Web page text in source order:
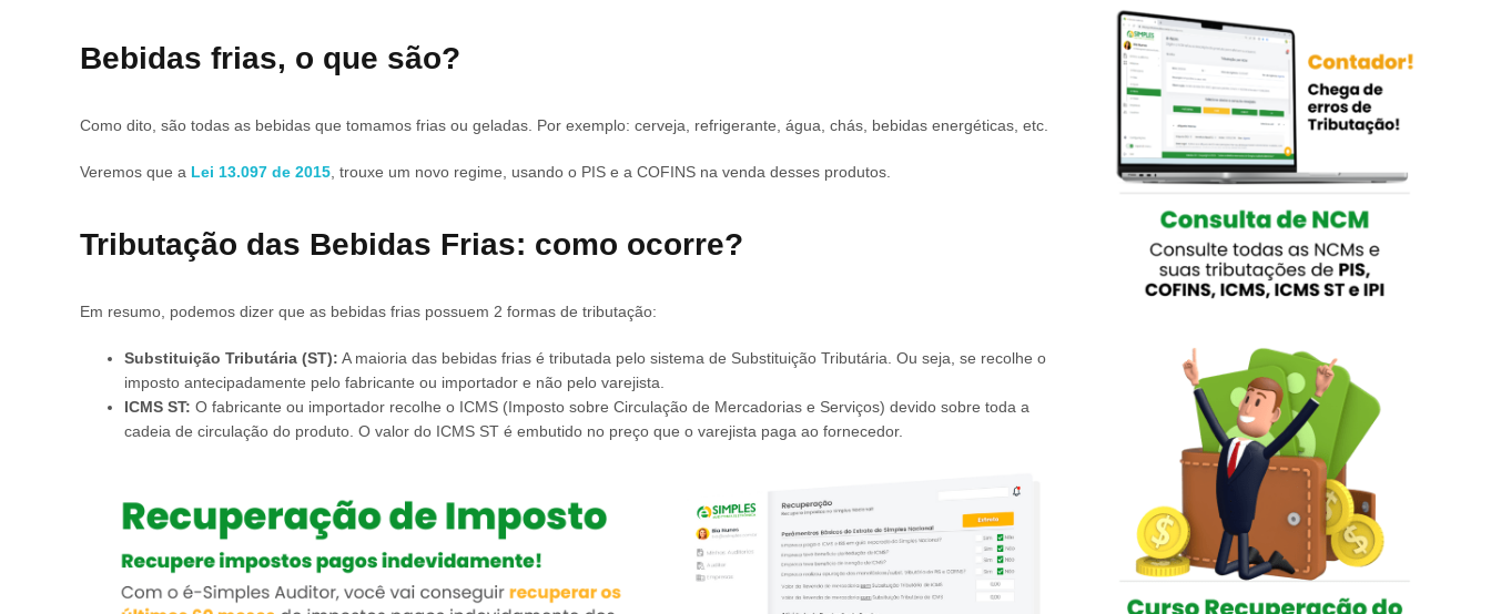
Bebidas frias, o que são?
Como dito, são todas as bebidas que tomamos frias ou geladas. Por exemplo: cerveja, refrigerante, água, chás, bebidas energéticas, etc.
Veremos que a Lei 13.097 de 2015 , trouxe um novo regime, usando o PIS e a COFINS na venda desses produtos.
Tributação das Bebidas Frias: como ocorre?
Em resumo, podemos dizer que as bebidas frias possuem 2 formas de tributação:
Substituição Tributária (ST): A maioria das bebidas frias é tributada pelo sistema de Substituição Tributária. Ou seja, se recolhe o
imposto antecipadamente pelo fabricante ou importador e não pelo varejista.
ICMS ST: O fabricante ou importador recolhe o ICMS (Imposto sobre Circulação de Mercadorias e Serviços) devido sobre toda a
cadeia de circulação do produto. O valor do ICMS ST é embutido no preço que o varejista paga ao fornecedor.